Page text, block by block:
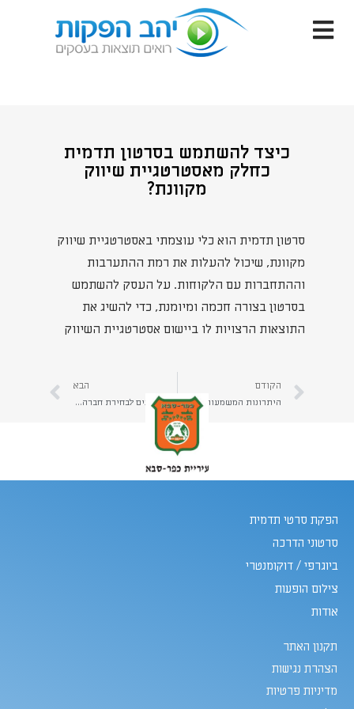
כיצד להשתמש בסרטון תדמית
כחלק מאסטרטגיית שיווק
מקוונת?
סרטון תדמית הוא כלי עוצמתי באסטרטגיית שיווק
מקוונת, שיכול להעלות את רמת ההתערבות
וההתחברות עם הלקוחות. על העסק להשתמש
בסרטון בצורה חכמה ומיומנת, כדי להשיג את
התוצאות הרצויות לו ביישום אסטרטגיית השיווק
הקודם
היתרונות המשמעותיים של סרטון תדמית לנכס דיגיטלי מניב
הבא
קריטריונים לבחירת חברה ליצירת סרט תדמית מקצועית ואמינה
הפקת סרטי תדמית
סרטוני הדרכה
ביוגרפי / דוקומנטרי
צילום הופעות
אודות
תקנון האתר
הצהרת נגישות
מדיניות פרטיות